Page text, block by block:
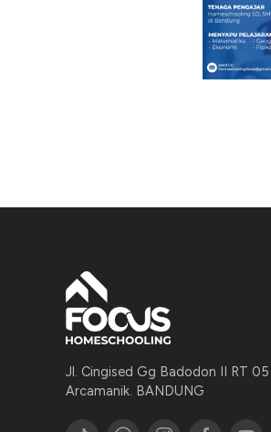
Jl. Cingised Gg Badodon II RT 05
Arcamanik. BANDUNG